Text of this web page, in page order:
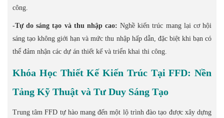
công.
-Tự do sáng tạo và thu nhập cao: Nghề kiến trúc mang lại cơ hội
sáng tạo không giới hạn và mức thu nhập hấp dẫn, đặc biệt khi bạn có
thể đảm nhận các dự án thiết kế và triển khai thi công.
Khóa Học Thiết Kế Kiến Trúc Tại FFD: Nền
Tảng Kỹ Thuật và Tư Duy Sáng Tạo
Trung tâm FFD tự hào mang đến một lộ trình đào tạo được xây dựng